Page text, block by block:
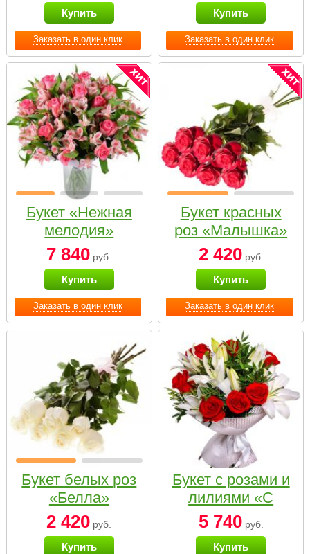
Заказать в один клик
Купить
Заказать в один клик
Купить
Заказать в один клик
Букет «Нежная
мелодия»
7 840 руб.
Купить
Заказать в один клик
Букет красных
роз «Малышка»
2 420руб.
Купить
Букет белых роз
«Белла»
2 420 руб.
Купить
Букет с розами и
лилиями «С
наилучшими
пожеланиями»
5 740руб.
Купить